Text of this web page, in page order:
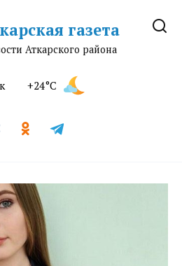
газета
Аткарского района
+24°C